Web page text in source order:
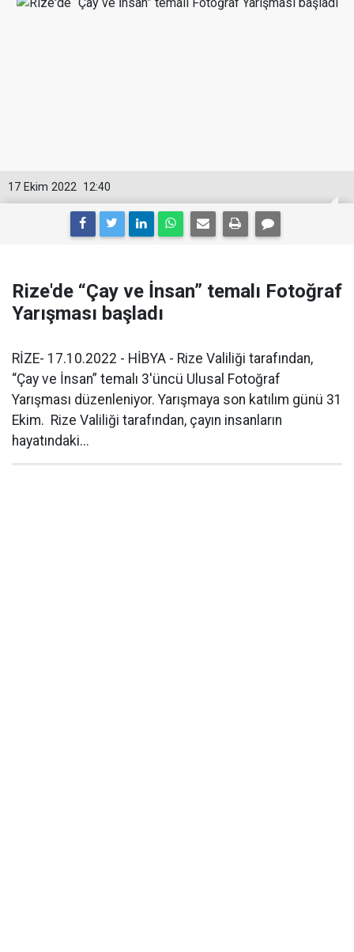
12:40
17 Ekim 2022
Rize'de “Çay ve İnsan” temalı Fotoğraf
Yarışması başladı
RİZE- 17.10.2022 - HİBYA - Rize Valiliği tarafından,
“Çay ve İnsan” temalı 3'üncü Ulusal Fotoğraf
Yarışması düzenleniyor. Yarışmaya son katılım günü 31
Ekim. Rize Valiliği tarafından, çayın insanların
hayatındaki...